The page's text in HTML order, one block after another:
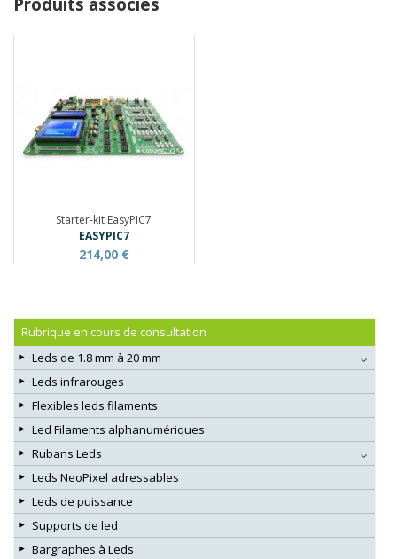
Starter-kit EasyPIC7
EASYPIC7
214,00 €
Rubrique en cours de consultation
Leds de 1.8 mm à 20 mm
Leds infrarouges
Flexibles leds filaments
Led Filaments alphanumériques
Rubans Leds
Leds NeoPixel adressables
Leds de puissance
Supports de led
Bargraphes à Leds